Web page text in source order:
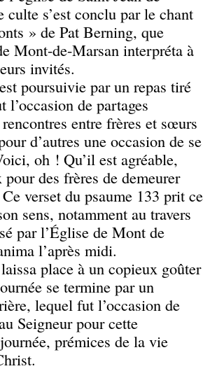
s’est conclu par le chant
» de Pat Berning, que
Mont-de-Marsan interpréta à
invités.
poursuivie par un repas tiré
l’occasion de partages
entre frères et sœurs
d’autres une occasion de se
oh ! Qu’il est agréable,
pour des frères de demeurer
verset du psaume 133 prit ce
sens, notamment au travers
par l’Église de Mont de
l’après midi.
place à un copieux goûter
se termine par un
lequel fut l’occasion de
Seigneur pour cette
prémices de la vie